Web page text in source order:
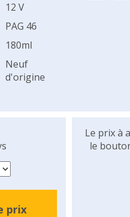
12 V
PAG 46
180ml
Neuf
d'origine
prix
Le prix à
le